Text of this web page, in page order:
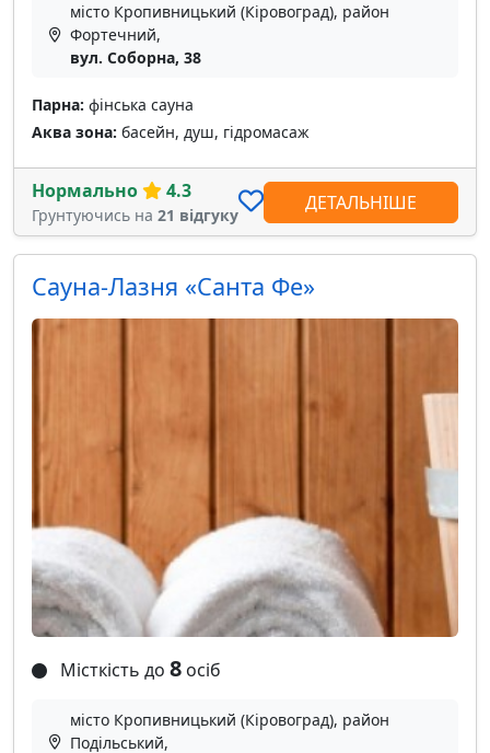
місто Кропивницький (Кіровоград), район
Фортечний,
вул. Соборна, 38
Парна: фінська сауна
Аква зона: басейн, душ, гідромасаж
Нормально 4.3
Грунтуючись на 21 відгуку
ДЕТАЛЬНІШЕ
Сауна-Лазня «Санта Фе»
Місткість до 8 осіб
місто Кропивницький (Кіровоград), район
Подільський,